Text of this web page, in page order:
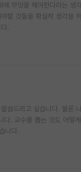
무엇을 해야한다라는 생
할 것들을 확실히 생각을
.
씀드리고 싶습니다. 물론
. 교수를 뽑는 것도 어떻
다.